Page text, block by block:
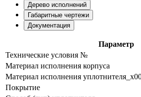
Дерево исполнений
Габаритные чертежи
Документация
Параметр
Технические условия №
Материал исполнения корпуса
Материал исполнения
Покрытие